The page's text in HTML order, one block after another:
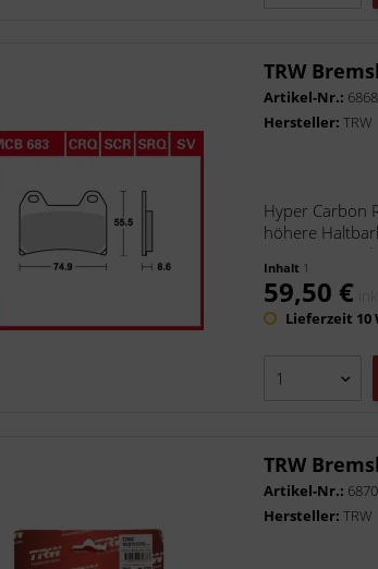
TRW
Artikel-Nr.:
Hersteller:TRW
Hyper Carbon
höhere
Der Hyper
Inhalt 1
59,50 €
Lieferzeit 10
TRW
Artikel-Nr.:
Hersteller:TRW